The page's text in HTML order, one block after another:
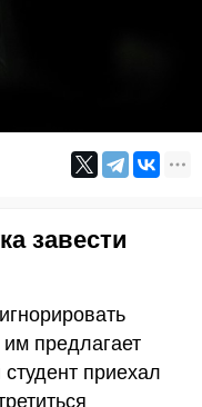
завести
предлагает
приехал